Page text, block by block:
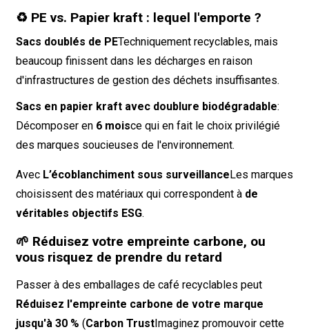
♻️ PE vs. Papier kraft : lequel l'emporte ?
Sacs doublés de PETechniquement recyclables, mais
beaucoup finissent dans les décharges en raison
d'infrastructures de gestion des déchets insuffisantes.
Sacs en papier kraft avec doublure biodégradable:
Décomposer en 6 moisce qui en fait le choix privilégié
des marques soucieuses de l'environnement.
Avec L’écoblanchiment sous surveillanceLes marques
choisissent des matériaux qui correspondent à de
véritables objectifs ESG.
🌱 Réduisez votre empreinte carbone, ou
vous risquez de prendre du retard
Passer à des emballages de café recyclables peut
Réduisez l'empreinte carbone de votre marque
jusqu'à 30 % (Carbon TrustImaginez promouvoir cette